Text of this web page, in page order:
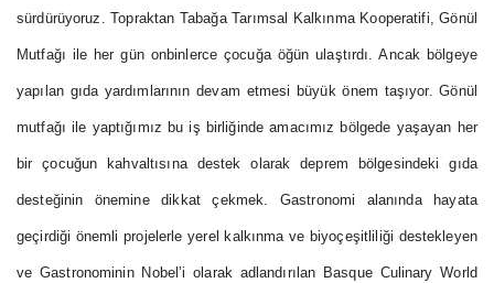
sürdürüyoruz. Topraktan Tabağa Tarımsal Kalkınma Kooperatifi, Gönül
Mutfağı ile her gün onbinlerce çocuğa öğün ulaştırdı. Ancak bölgeye
yapılan gıda yardımlarının devam etmesi büyük önem taşıyor. Gönül
mutfağı ile yaptığımız bu iş birliğinde amacımız bölgede yaşayan her
bir çocuğun kahvaltısına destek olarak deprem bölgesindeki gıda
desteğinin önemine dikkat çekmek. Gastronomi alanında hayata
geçirdiği önemli projelerle yerel kalkınma ve biyoçeşitliliği destekleyen
ve Gastronominin Nobel’i olarak adlandırılan Basque Culinary World